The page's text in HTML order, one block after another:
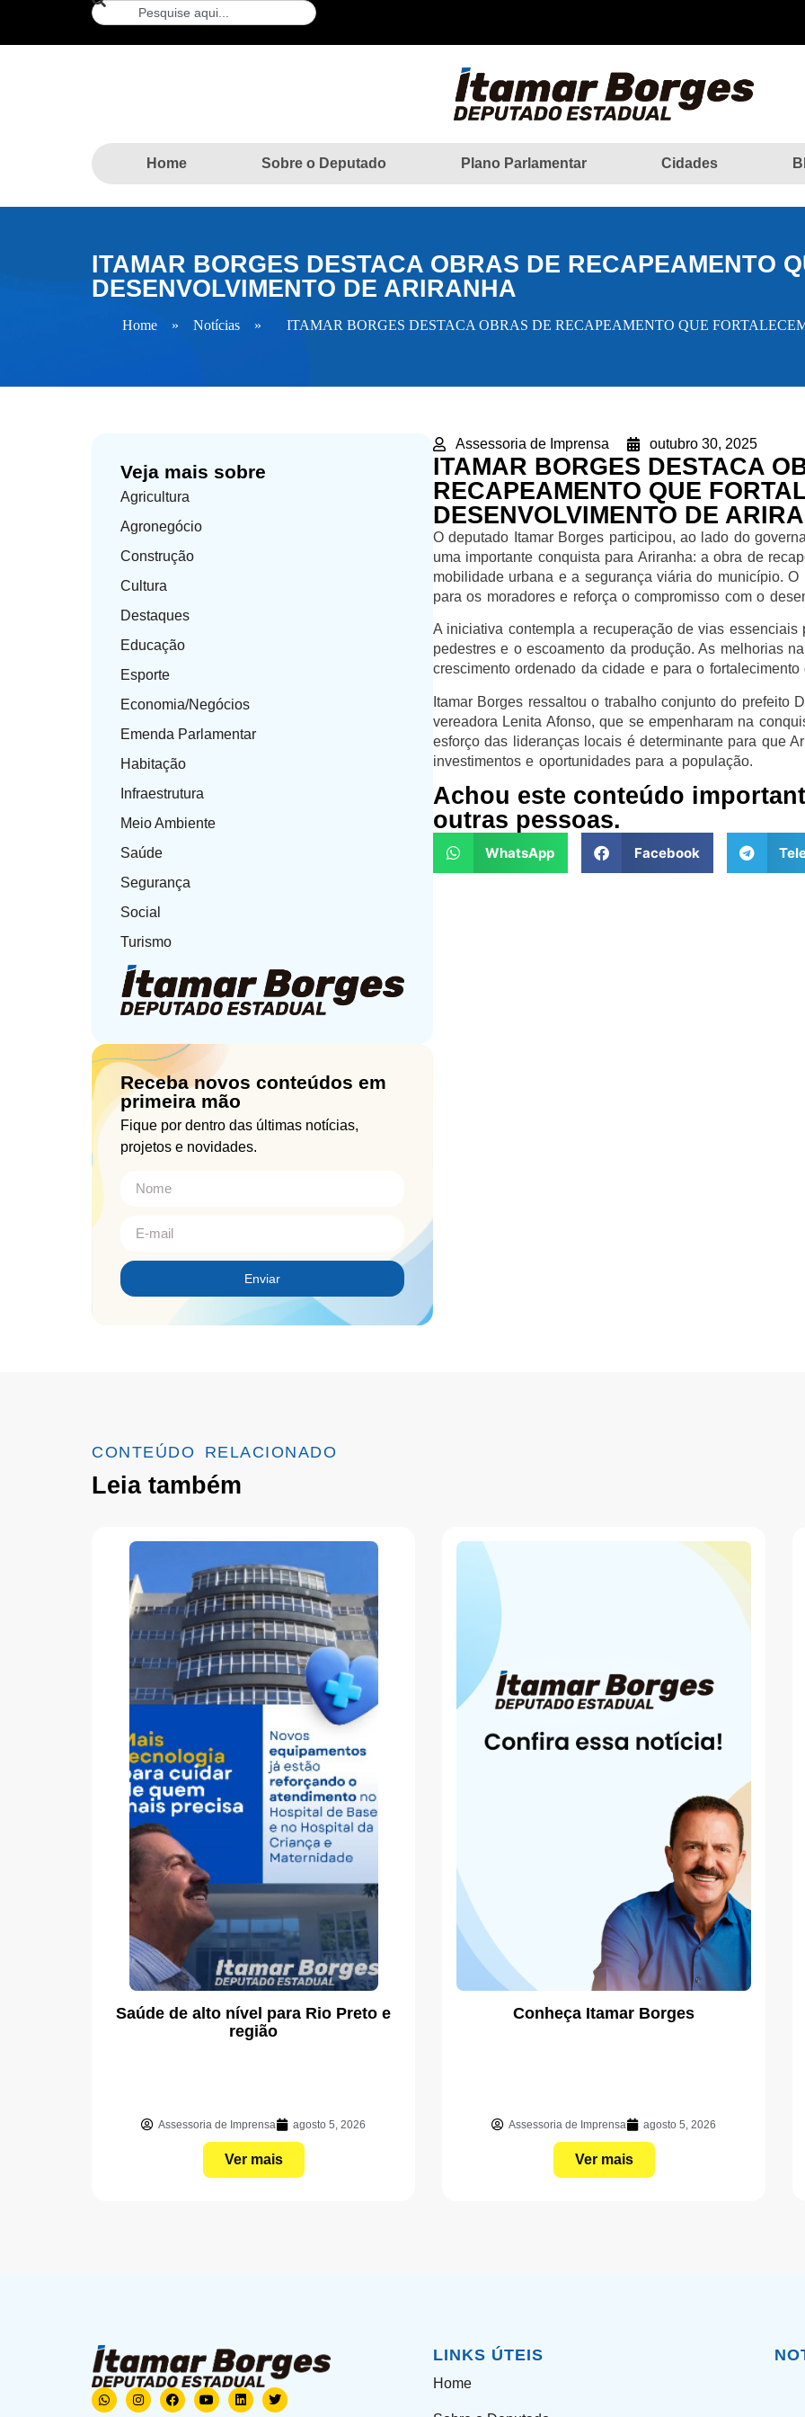
Home Sobre o Deputado Plano Parlamentar Cidades
ITAMAR BORGES DESTACA OBRAS DE RECAPEAMENTO
DESENVOLVIMENTO DE ARIRANHA
Home » Notícias » ITAMAR BORGES DESTACA OBRAS DE RECAPEAMENTO QUE
Veja mais sobre
Agricultura
Agronegócio
Construção
Cultura
Destaques
Educação
Esporte
Economia/Negócios
Emenda Parlamentar
Habitação
Infraestrutura
Meio Ambiente
Saúde
Segurança
Social
Turismo
Receba novos conteúdos em
primeira mão
Fique por dentro das últimas notícias,
projetos e novidades.
Enviar
Assessoria de Imprensa outubro 30, 2025
ITAMAR BORGES DESTACA
RECAPEAMENTO QUE
DESENVOLVIMENTO DE
O deputado Itamar Borges participou, ao lado do
uma importante conquista para Ariranha: a obra de
mobilidade urbana e a segurança viária do município.
para os moradores e reforça o compromisso com o
A iniciativa contempla a recuperação de vias
pedestres e o escoamento da produção. As melhorias
crescimento ordenado da cidade e para o
Itamar Borges ressaltou o trabalho conjunto do prefeito
vereadora Lenita Afonso, que se empenharam na
esforço das lideranças locais é determinante para que
investimentos e oportunidades para a população.
Achou este conteúdo
outras pessoas.
WhatsApp Facebook
CONTEÚDO RELACIONADO
Leia também
Saúde de alto nível para Rio Preto e
região
Assessoria de Imprensa agosto 5, 2026
Ver mais
Conheça Itamar Borges
Assessoria de Imprensa agosto 5, 2026
Ver mais
LINKS ÚTEIS
Home